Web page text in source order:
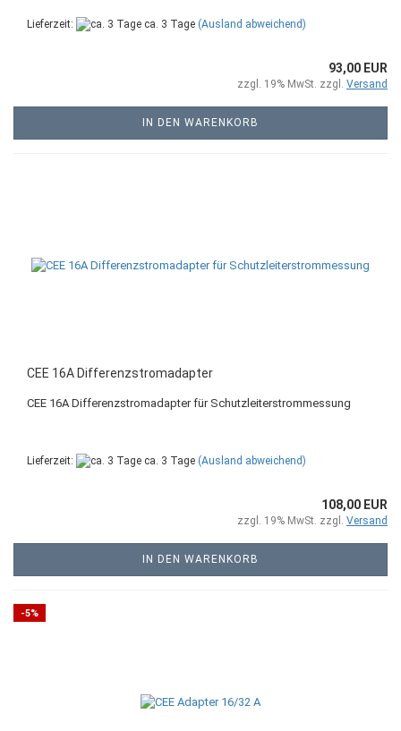
Lieferzeit: ca. 3 Tage (Ausland abweichend)
93,00 EUR
zzgl. 19% MwSt. zzgl. Versand
IN DEN WARENKORB
CEE 16A Differenzstromadapter
CEE 16A Differenzstromadapter für Schutzleiterstrommessung
Lieferzeit: ca. 3 Tage (Ausland abweichend)
108,00 EUR
zzgl. 19% MwSt. zzgl. Versand
IN DEN WARENKORB
-5%